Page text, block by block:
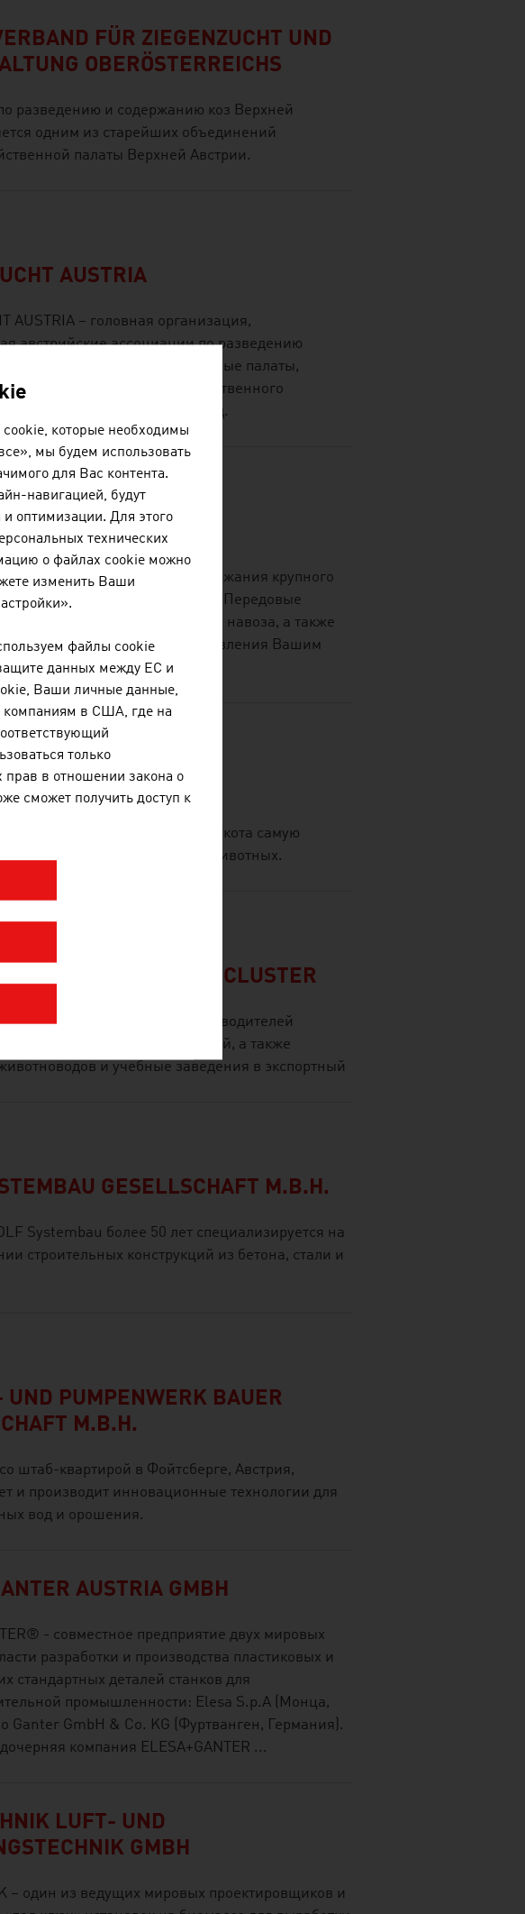
FÜR ZIEGENZUCHT UND
OBERÖSTERREICHS
разведению и содержанию коз Верхней
одним из старейших объединений
палаты Верхней Австрии.
AUSTRIA
AUSTRIA – головная организация,
австрийские ассоциации по разведению
скота, сельскохозяйственные палаты,
контроля, станции искусственного
общества по выведению пород.
AGROTRONIC GMBH
для животных системы содержания крупного
свиней, лошадей, овец и коз. Передовые
содержания и уборки навоза, а также
обеспечение для управления Вашим
хозяйством.
ANIMAL CARE GMBH
владельцам молочного скота самую
управления здоровьем животных.
AGRICULTURAL CLUSTER
ведущих австрийских производителей
и пищевых технологий, а также
и учебные заведения в экспортный
GESELLSCHAFT M.B.H.
Systembau более 50 лет специализируется на
строительных конструкций из бетона, стали и
UND PUMPENWERK BAUER
M.B.H.
штаб-квартирой в Фойтсберге, Австрия,
и производит инновационные технологии для
вод и орошения.
AUSTRIA GMBH
- совместное предприятие двух мировых
разработки и производства пластиковых и
стандартных деталей станков для
промышленности: Elesa S.p.A (Монца,
Ganter GmbH & Co. KG (Фуртванген, Германия).
компания ELESA+GANTER ...
LUFT- UND
GMBH
– один из ведущих мировых проектировщиков и
которые необходимы
мы будем использовать
для Вас контента.
навигацией, будут
оптимизации. Для этого
технических
о файлах cookie можно
изменить Ваши
файлы cookie
данных между ЕС и
Ваши личные данные,
компаниям в США, где на
только
в отношении закона о
сможет получить доступ к